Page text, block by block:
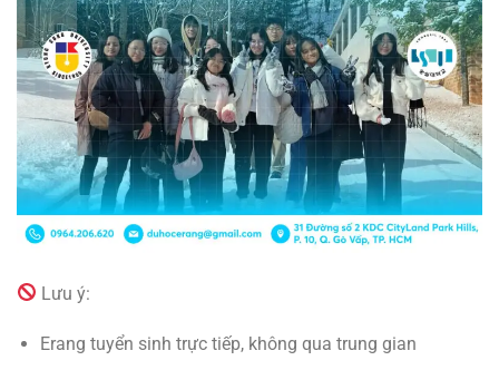
Lưu ý:
Erang tuyển sinh trực tiếp, không qua trung gian